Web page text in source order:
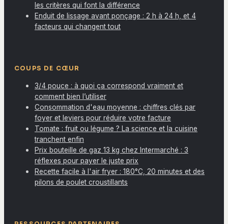
les critères qui font la différence
Enduit de lissage avant ponçage : 2 h à 24 h, et 4
facteurs qui changent tout
COUPS DE CŒUR
3/4 pouce : à quoi ça correspond vraiment et
comment bien l’utiliser
Consommation d'eau moyenne : chiffres clés par
foyer et leviers pour réduire votre facture
Tomate : fruit ou légume ? La science et la cuisine
tranchent enfin
Prix bouteille de gaz 13 kg chez Intermarché : 3
réflexes pour payer le juste prix
Recette facile à l'air fryer : 180°C, 20 minutes et des
pilons de poulet croustillants